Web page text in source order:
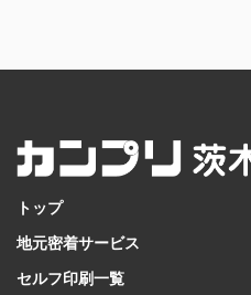
トップ
地元密着サービス
セルフ印刷一覧